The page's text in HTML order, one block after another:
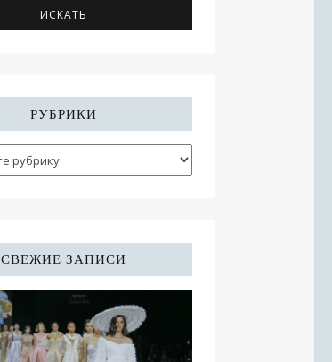
РУБРИКИ
СВЕЖИЕ ЗАПИСИ